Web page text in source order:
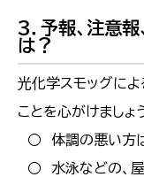
3．予報、注意
は？
光化学スモッグに
ことを心がけましょ
○ 体調の悪い方は
○ 水泳などの、屋